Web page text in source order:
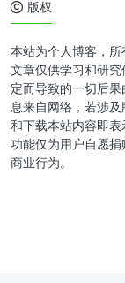
版权
本站为个人博客，
文章仅供学习和研
定而导致的一切后
息来自网络，若涉
和下载本站内容即
功能仅为用户自愿
商业行为。